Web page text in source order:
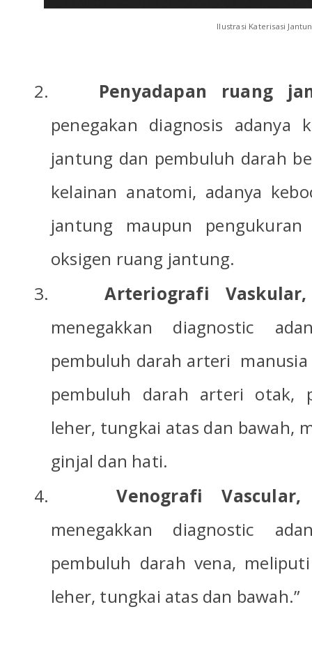
Ilustrasi Katerisasi
2.
Penyadapan ruang
penegakan diagnosis adanya
jantung dan pembuluh darah
kelainan anatomi, adanya
jantung maupun
oksigen ruang jantung.
3.
Arteriografi
menegakkan diagnostic
pembuluh darah arteri
pembuluh darah arteri otak,
leher, tungkai atas dan bawah,
ginjal dan hati.
4.
Venografi
menegakkan diagnostic
pembuluh darah vena,
leher, tungkai atas dan bawah.”